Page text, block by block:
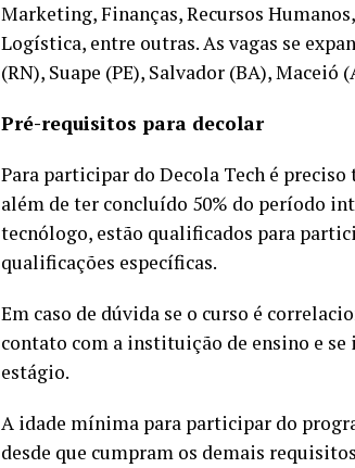
Marketing, Finanças, Recursos
Logística, entre outras. As vagas se
(RN), Suape (PE), Salvador (BA), Maceió
Pré-requisitos para decolar
Para participar do Decola Tech é
além de ter concluído 50% do período
tecnólogo, estão qualificados para
qualificações específicas.
Em caso de dúvida se o curso é
contato com a instituição de ensino e
estágio.
A idade mínima para participar do
desde que cumpram os demais